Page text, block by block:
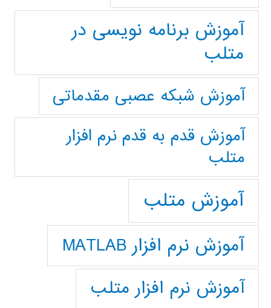
آموزش برنامه نویسی در
متلب
آموزش شبکه عصبی مقدماتی
آموزش قدم به قدم نرم افزار
متلب
آموزش متلب
آموزش نرم افزار MATLAB
آموزش نرم افزار متلب